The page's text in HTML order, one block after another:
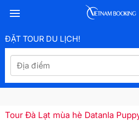
ĐẶT TOUR DU LỊCH!
Tour Đà Lạt mùa hè Datanla